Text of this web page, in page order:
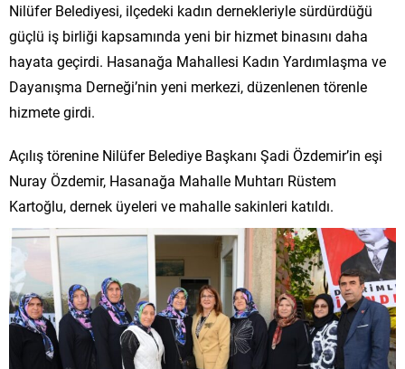
Nilüfer Belediyesi, ilçedeki kadın dernekleriyle sürdürdüğü
güçlü iş birliği kapsamında yeni bir hizmet binasını daha
hayata geçirdi. Hasanağa Mahallesi Kadın Yardımlaşma ve
Dayanışma Derneği’nin yeni merkezi, düzenlenen törenle
hizmete girdi.
Açılış törenine Nilüfer Belediye Başkanı Şadi Özdemir’in eşi
Nuray Özdemir, Hasanağa Mahalle Muhtarı Rüstem
Kartoğlu, dernek üyeleri ve mahalle sakinleri katıldı.